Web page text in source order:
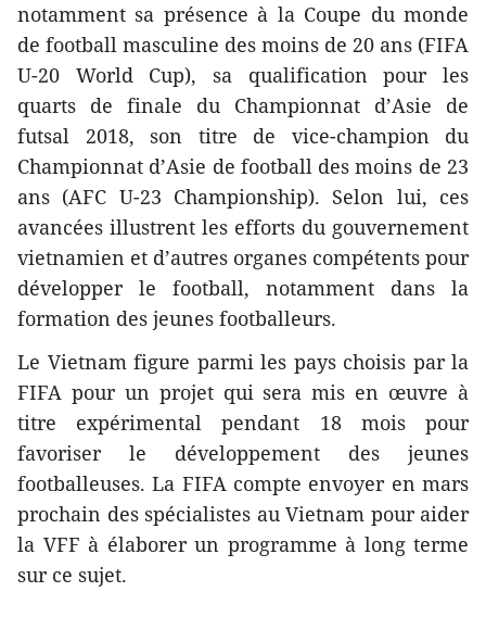
notamment sa présence à la Coupe du monde
de football masculine des moins de 20 ans (FIFA
U-20 World Cup), sa qualification pour les
quarts de finale du Championnat d’Asie de
futsal 2018, son titre de vice-champion du
Championnat d’Asie de football des moins de 23
ans (AFC U-23 Championship). Selon lui, ces
avancées illustrent les efforts du gouvernement
vietnamien et d’autres organes compétents pour
développer le football, notamment dans la
formation des jeunes footballeurs.
Le Vietnam figure parmi les pays choisis par la
FIFA pour un projet qui sera mis en œuvre à
titre expérimental pendant 18 mois pour
favoriser le développement des jeunes
footballeuses. La FIFA compte envoyer en mars
prochain des spécialistes au Vietnam pour aider
la VFF à élaborer un programme à long terme
sur ce sujet.